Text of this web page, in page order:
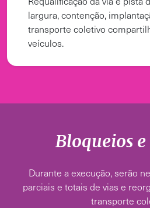
largura, contenção,
transporte coletivo
veículos.
Bloqueios e
Durante a execução, serão
parciais e totais de vias e
transporte